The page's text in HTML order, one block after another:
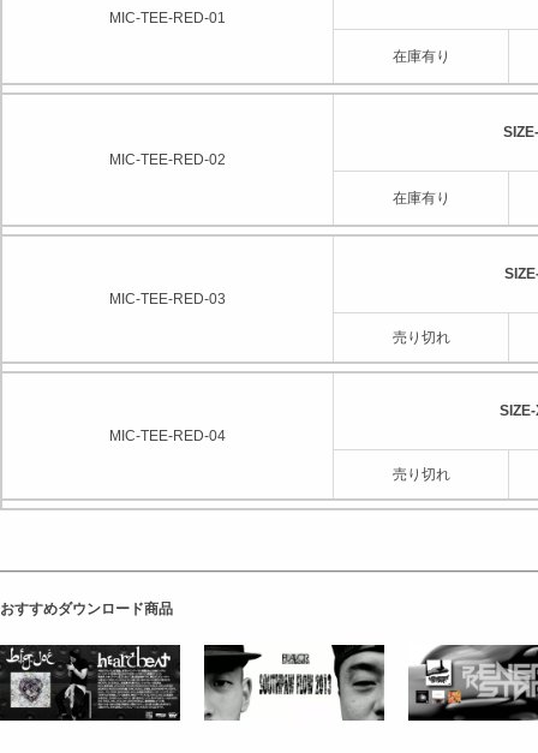
MIC-TEE-RED-01
在庫有り
MIC-TEE-RED-02
在庫有り
MIC-TEE-RED-03
売り切れ
MIC-TEE-RED-04
売り切れ
おすすめダウンロード商品